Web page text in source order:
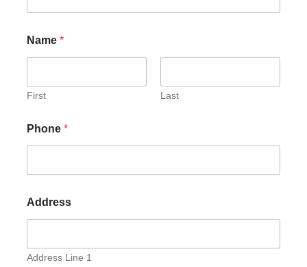
Name *
First Last
Phone *
Address
Address Line 1